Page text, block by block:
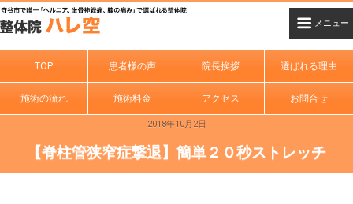
TOP 患者様の声 院長挨拶 選ばれる理由
施術の流れ 施術料金 アクセス お問合せ
2018年10月2日
【脊柱管狭窄症撃退】簡単２０秒ストレッチ